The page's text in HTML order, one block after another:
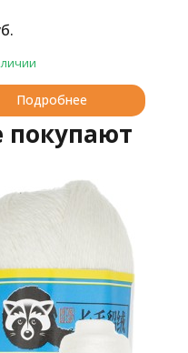
Подробнее
покупают